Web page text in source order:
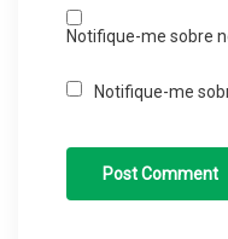
Notifique-me sobre
Notifique-me